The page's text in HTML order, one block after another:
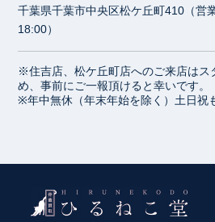
千葉県千葉市中央区松ケ丘町410（営
18:00）
※住吉店、松ケ丘町店へのご来店はス
め、事前にご一報頂けると幸いです。
※年中無休（年末年始を除く）土日祝